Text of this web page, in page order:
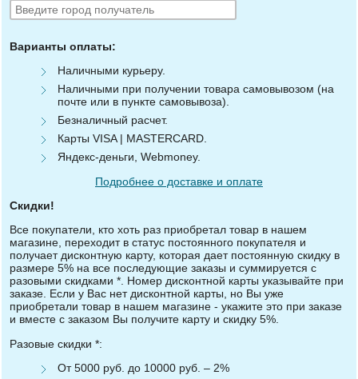
Варианты оплаты:
Наличными курьеру.
Наличными при получении товара самовывозом (на
почте или в пункте самовывоза).
Безналичный расчет.
Карты VISA | MASTERCARD.
Яндекс-деньги, Webmoney.
Подробнее о доставке и оплате
Скидки!
Все покупатели, кто хоть раз приобретал товар в нашем
магазине, переходит в статус постоянного покупателя и
получает дисконтную карту, которая дает постоянную скидку в
размере 5% на все последующие заказы и суммируется с
разовыми скидками *. Номер дисконтной карты указывайте при
заказе. Если у Вас нет дисконтной карты, но Вы уже
приобретали товар в нашем магазине - укажите это при заказе
и вместе с заказом Вы получите карту и скидку 5%.
Разовые скидки *:
От 5000 руб. до 10000 руб. – 2%